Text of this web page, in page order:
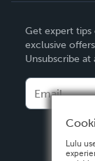
Deutsch
Français
Español
Get expert tips
exclusive
Unsubscribe at
Lulu